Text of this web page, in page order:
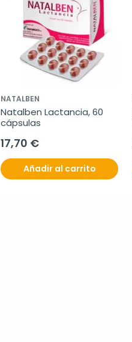
NATALBEN
Natalben Lactancia, 60
cápsulas
17,70 €
Añadir al carrito